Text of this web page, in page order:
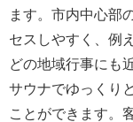
ます。市内中心部
セスしやすく、例
どの地域行事にも
サウナでゆっくり
ことができます。